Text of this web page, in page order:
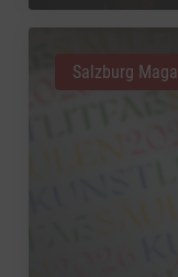
Salzburg